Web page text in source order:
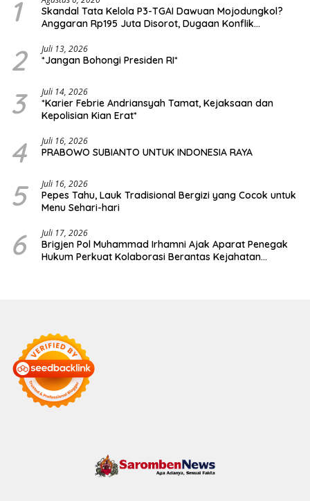
1
Skandal Tata Kelola P3-TGAI Dawuan Mojodungkol?
Anggaran Rp195 Juta Disorot, Dugaan Konflik
2 Juli 13, 2026
*Jangan Bohongi Presiden RI*
3 Juli 14, 2026
*Karier Febrie Andriansyah Tamat, Kejaksaan dan
Kepolisian Kian Erat*
4 Juli 16, 2026
PRABOWO SUBIANTO UNTUK INDONESIA RAYA
5 Juli 16, 2026
Pepes Tahu, Lauk Tradisional Bergizi yang Cocok untuk
Menu Sehari-hari
6 Juli 17, 2026
Brigjen Pol Muhammad Irhamni Ajak Aparat Penegak
Hukum Perkuat Kolaborasi Berantas Kejahatan